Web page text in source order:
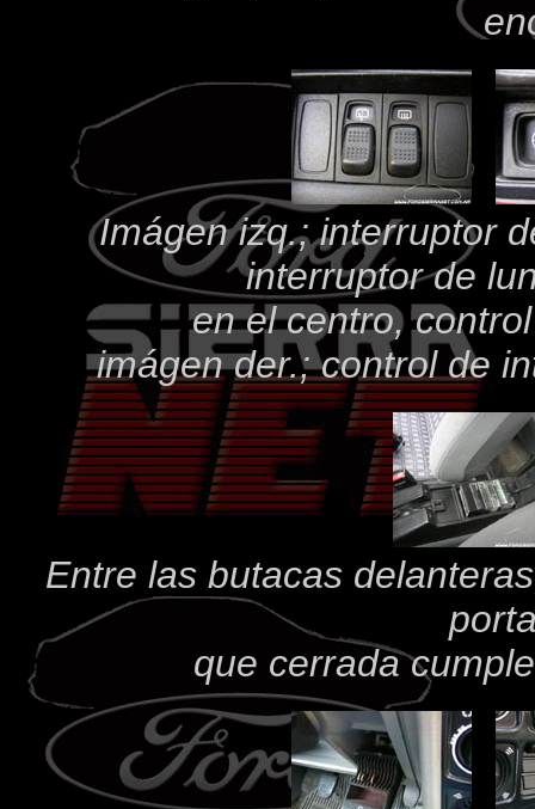
Imágen izq.; interruptor
interruptor de
en el centro,
imágen der.; control de
Entre las butacas
que cerrada